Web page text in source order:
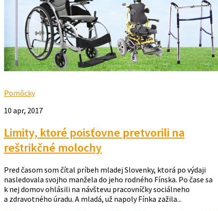
Pomôcky
10 apr, 2017
Limity, ktoré poisťovne pretvorili na
reštrikčné molochy
Pred časom som čítal príbeh mladej Slovenky, ktorá po výdaji
nasledovala svojho manžela do jeho rodného Fínska. Po čase sa
k nej domov ohlásili na návštevu pracovníčky sociálneho
a zdravotného úradu. A mladá, už napoly Fínka zažila...